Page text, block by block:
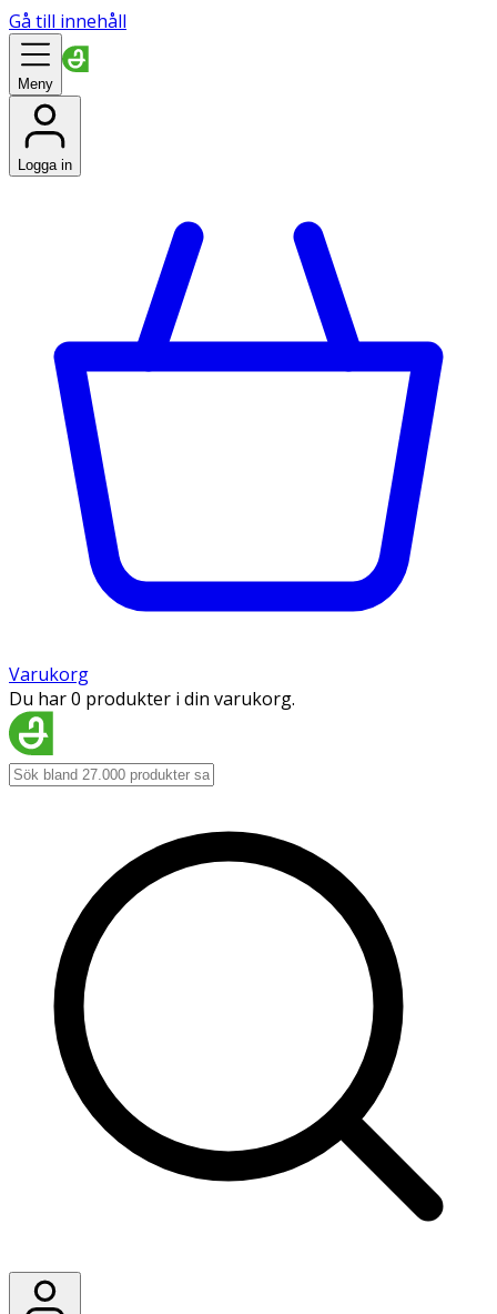
Gå till innehåll
Meny
Logga in
Varukorg
Du har 0 produkter i din varukorg.